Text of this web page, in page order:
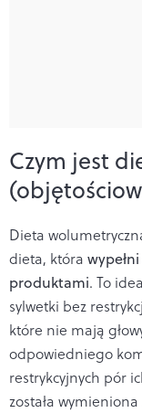
Czym jest
Dieta
dieta, która
produktami. To
sylwetki bez
które nie mają
odpowiedniego
restrykcyjnych pór
została